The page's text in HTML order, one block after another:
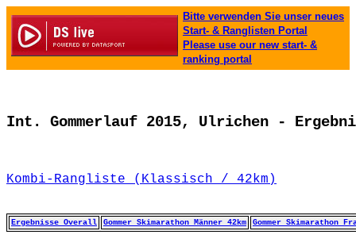
Bitte verwenden Sie unser neues
Start- & Ranglisten Portal
Please use our new start- &
ranking portal
Int. Gommerlauf 2015, Ulrichen -
Kombi-Rangliste (Klassisch / 42km)
Ergebnisse Overall Gommer Skimarathon Männer 42km Gommer Skimarathon